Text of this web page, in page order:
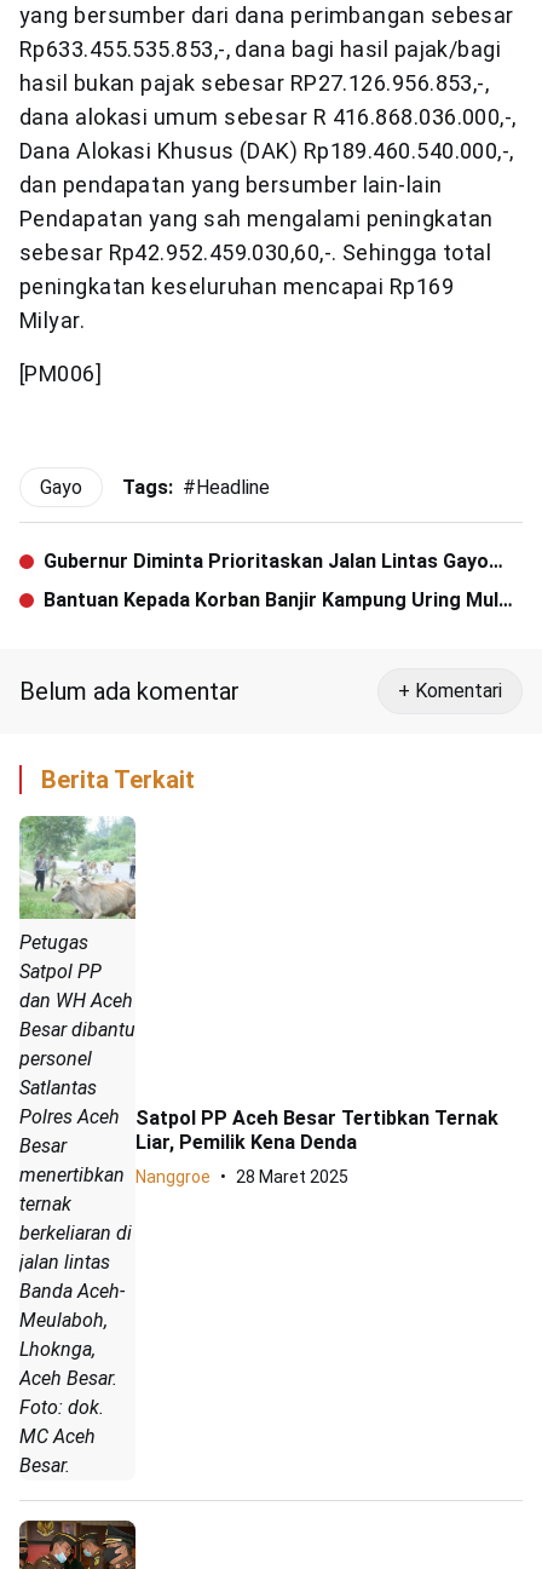
yang bersumber dari dana perimbangan sebesar
Rp633.455.535.853,-, dana bagi hasil pajak/bagi
hasil bukan pajak sebesar RP27.126.956.853,-,
dana alokasi umum sebesar R 416.868.036.000,-,
Dana Alokasi Khusus (DAK) Rp189.460.540.000,-,
dan pendapatan yang bersumber lain-lain
Pendapatan yang sah mengalami peningkatan
sebesar Rp42.952.459.030,60,-. Sehingga total
peningkatan keseluruhan mencapai Rp169
Milyar.
[PM006]
Gayo Tags: #Headline
Gubernur Diminta Prioritaskan Jalan Lintas Gayo
Lues
Bantuan Kepada Korban Banjir Kampung Uring Mulai
Belum ada komentar + Komentari
Berita Terkait
Petugas
Satpol PP
dan WH Aceh
Besar dibantu
personel
Satlantas
Polres Aceh
Besar
menertibkan
ternak
berkeliaran di
jalan lintas
Banda Aceh-
Meulaboh,
Lhoknga,
Aceh Besar.
Foto: dok.
MC Aceh
Besar.
Satpol PP Aceh Besar Tertibkan Ternak
Liar, Pemilik Kena Denda
Nanggroe 28 Maret 2025